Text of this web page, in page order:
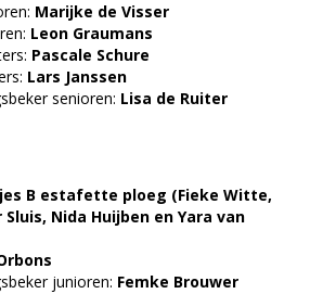
Marijke de Visser
Leon Graumans
Pascale Schure
Lars Janssen
senioren: Lisa de Ruiter
B estafette ploeg (Fieke Witte,
Sluis, Nida Huijben en Yara van
junioren: Femke Brouwer